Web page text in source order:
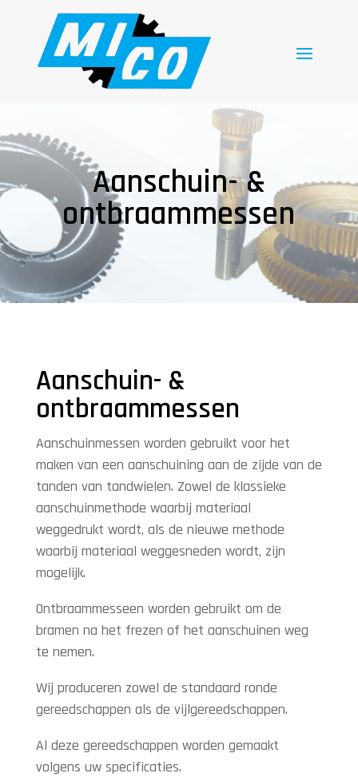
Aanschuin- &
ontbraammessen
Aanschuin- &
ontbraammessen
Aanschuinmessen worden gebruikt voor het
maken van een aanschuining aan de zijde van de
tanden van tandwielen. Zowel de klassieke
aanschuinmethode waarbij materiaal
weggedrukt wordt, als de nieuwe methode
waarbij materiaal weggesneden wordt, zijn
mogelijk.
Ontbraammesseen worden gebruikt om de
bramen na het frezen of het aanschuinen weg
te nemen.
Wij produceren zowel de standaard ronde
gereedschappen als de vijlgereedschappen.
Al deze gereedschappen worden gemaakt
volgens uw specificaties.